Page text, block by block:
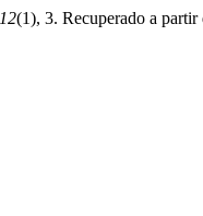
12(1), 3. Recuperado a